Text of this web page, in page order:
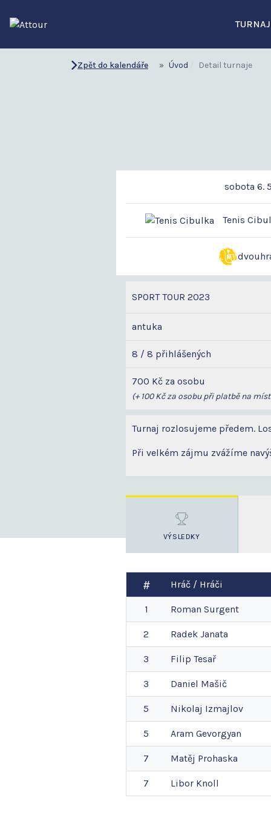
Úvod Detail turnaje
Zpět do kalendáře
sobota 6.
Tenis
SPORT TOUR 2023
antuka
8 / 8 přihlášených
700 Kč za osobu
(+ 100 Kč za osobu při platbě na
Turnaj rozlosujeme předem.
Při velkém zájmu zvážíme
VÝSLEDKY
Hráč / Hráči
1 Roman Surgent
2 Radek Janata
3 Filip Tesař
3 Daniel Mašič
5 Nikolaj Izmajlov
5 Aram Gevorgyan
7 Matěj Prohaska
7 Libor Knoll